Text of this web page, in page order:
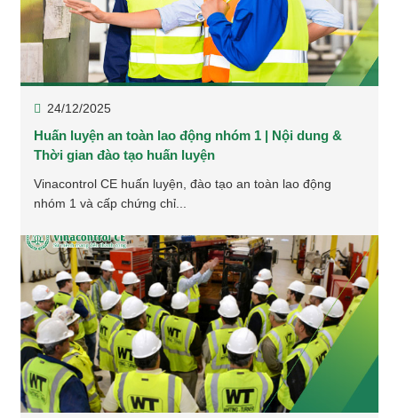
24/12/2025
Huấn luyện an toàn lao động nhóm 1 | Nội dung &
Thời gian đào tạo huấn luyện
Vinacontrol CE huấn luyện, đào tạo an toàn lao động
nhóm 1 và cấp chứng chỉ...